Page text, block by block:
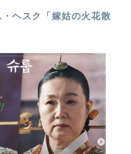
ヘスク「嫁姑の火花散